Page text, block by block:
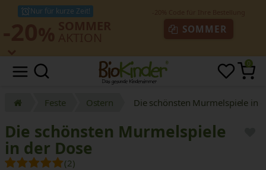
Nur für kurze Zeit!
SOMMER
0
Feste Ostern Die schönsten Murmelspiele in
Die schönsten Murmelspiele
in der Dose
(2)